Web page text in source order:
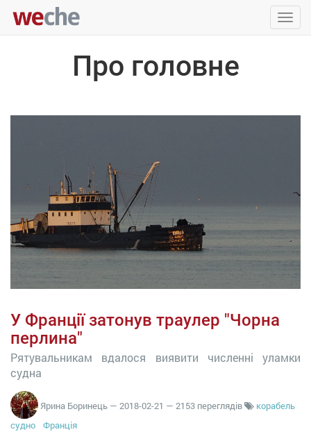
Про головне
У Франції затонув траулер "Чорна
перлина"
Рятувальникам вдалося виявити численні уламки
судна
Ярина Боринець — 2018-02-21 — 2153 переглядів
корабель
судно
Франція